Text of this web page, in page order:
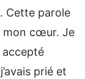
. Cette parole
mon cœur. Je
accepté
prié et